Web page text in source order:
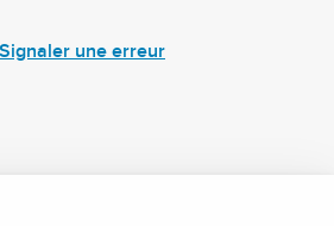
Signaler une erreur